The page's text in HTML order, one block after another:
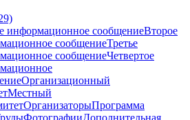
информационное сообщениеВторое
сообщениеТретье
сообщениеЧетвертое
Организационный
Местный
ОрганизаторыПрограмма
ФотографииДополнительная